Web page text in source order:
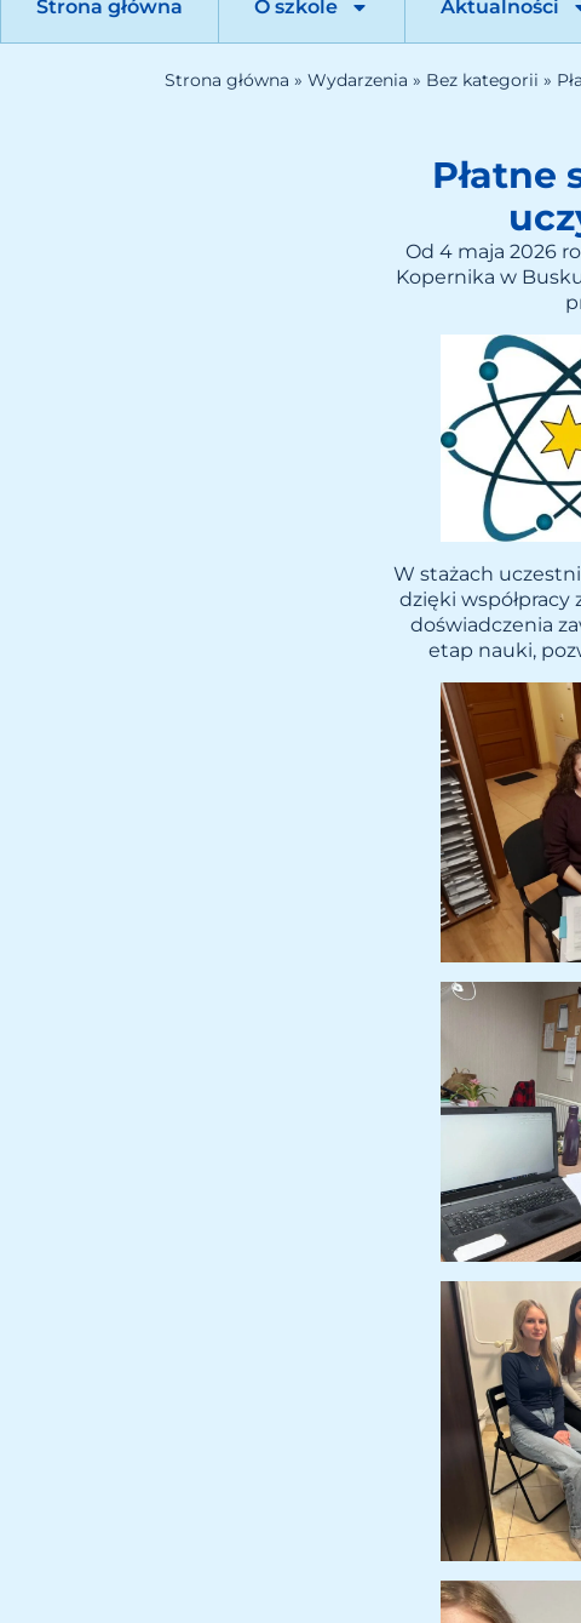
Strona główna O szkole Aktualności
Strona główna » Wydarzenia » Bez kategorii »
Płatne
Od 4 maja 2026
Kopernika w
W stażach
dzięki
doświadczenia
etap nauki,